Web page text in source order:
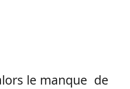
le manque de